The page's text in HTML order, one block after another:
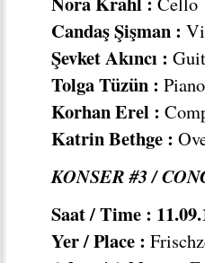
Candaş Şişman :
Şevket Akıncı :
Tolga Tüzün :
Korhan Erel :
Katrin Bethge :
KONSER #3 /
Saat / Time :
Yer / Place :